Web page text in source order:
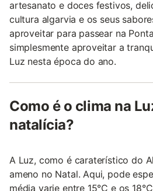
artesanato e doces festivos,
cultura algarvia e os seus
aproveitar para passear na
simplesmente aproveitar a
Luz nesta época do ano.
Como é o clima na
natalícia?
A Luz, como é caraterístico do
ameno no Natal. Aqui, pode
média varie entre 15°C e os